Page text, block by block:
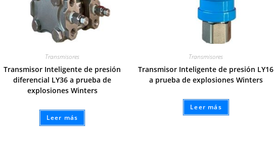
Transmisores
Transmisor Inteligente de presión
diferencial LY36 a prueba de
explosiones Winters
Leer más
Transmisores
Transmisor Inteligente de presión LY16
a prueba de explosiones Winters
Leer más